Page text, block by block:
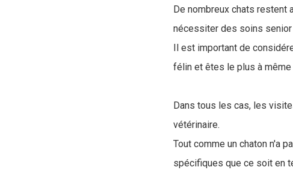
De nombreux chats restent
nécessiter des soins senior
Il est important de
félin et êtes le plus à
Dans tous les cas, les
vétérinaire.
Tout comme un chaton n'a
spécifiques que ce soit en